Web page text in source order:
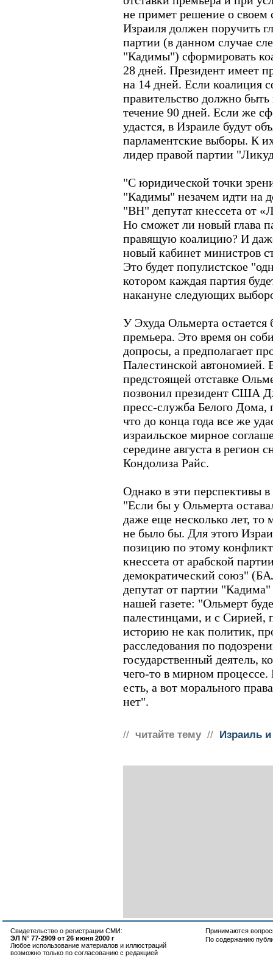
не примет решение о своем
Израиля должен поручить
партии (в данном случае
"Кадимы") сформировать
28 дней. Президент имеет
на 14 дней. Если коалиция
правительство должно
течение 90 дней. Если же
удастся, в Израиле будут
парламентские выборы. К
лидер правой партии
"С юридической точки
"Кадимы" незачем идти на
"ВН" депутат кнессета от
Но сможет ли новый глава
правящую коалицию? И
новый кабинет министров
Это будет популистское
котором каждая партия
накануне следующих
У Эхуда Ольмерта остается
премьера. Это время он
допросы, а предполагает
Палестинской автономией.
предстоящей отставке
позвонил президент США
пресс-служба Белого Дома,
что до конца года все же
израильское мирное
середине августа в регион
Кондолиза Райс.
Однако в эти перспективы
"Если бы у Ольмерта
даже еще несколько лет, то
не было бы. Для этого
позицию по этому
кнессета от арабской
демократический союз"
депутат от партии
нашей газете: "Ольмерт
палестинцами, и с Сирией,
историю не как политик,
расследования по
государственный деятель,
чего-то в мирном процессе.
есть, а вот морального
нет".
// читайте тему // Израиль
Свидетельство о регистрации СМИ:
ЭЛ N° 77-2909 от 26 июня 2000 г
Любое использование материалов и иллюстраций
возможно только по согласованию с редакцией
Принимаются
По содержанию